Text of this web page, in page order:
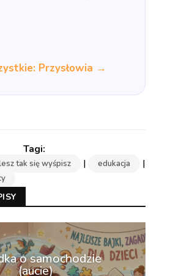
Przysłowia →
tak się wyśpisz | edukacja |
o samochodzie
(aucie)